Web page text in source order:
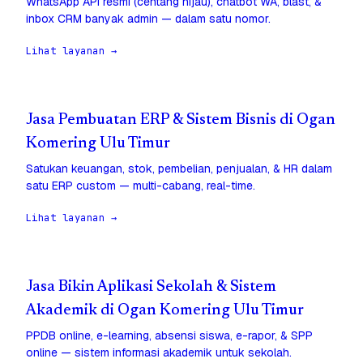
inbox CRM banyak admin — dalam satu nomor.
Lihat layanan →
Jasa Pembuatan ERP & Sistem Bisnis di Ogan
Komering Ulu Timur
Satukan keuangan, stok, pembelian, penjualan, & HR dalam
satu ERP custom — multi-cabang, real-time.
Lihat layanan →
Jasa Bikin Aplikasi Sekolah & Sistem
Akademik di Ogan Komering Ulu Timur
PPDB online, e-learning, absensi siswa, e-rapor, & SPP
online — sistem informasi akademik untuk sekolah.